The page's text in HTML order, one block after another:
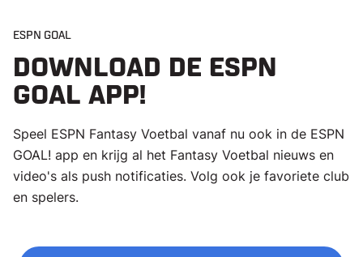
ESPN GOAL
DOWNLOAD DE ESPN
GOAL APP!
Speel ESPN Fantasy Voetbal vanaf nu ook in de ESPN
GOAL! app en krijg al het Fantasy Voetbal nieuws en
video's als push notificaties. Volg ook je favoriete club
en spelers.